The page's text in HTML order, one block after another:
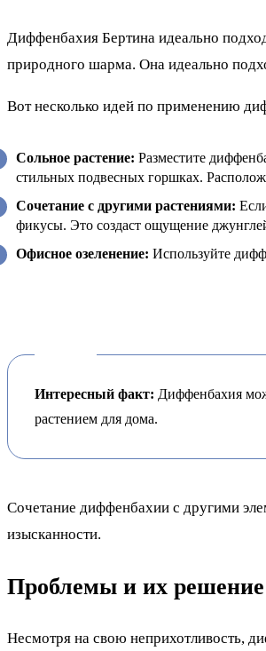
Диффенбахия Бертина идеально
природного шарма. Она идеально
Вот несколько идей по применению
Сольное растение: Разместите
стильных подвесных горшках.
Сочетание с другими растениями:
фикусы. Это создаст ощущение
Офисное озеленение: Используйте
Интересный факт: Диффенбахия
растением для дома.
Сочетание диффенбахии с другими
изысканности.
Проблемы и их решение
Несмотря на свою неприхотливость,